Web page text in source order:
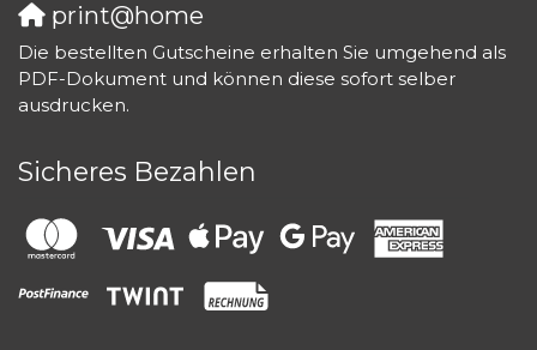
print@home
Die bestellten Gutscheine erhalten Sie umgehend als
PDF-Dokument und können diese sofort selber
ausdrucken.
Sicheres Bezahlen